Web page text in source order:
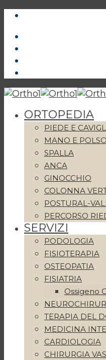
ORTOPEDIA
PIEDE E
MANO E POLSO
SPALLA
ANCA
GINOCCHIO
COLONNA
POSTURAL-
PERCORSO
SERVIZI
PODOLOGIA
FISIOTERAPIA
OSTEOPATIA
FISIATRIA
Ossigeno
TERAPIA DEL
MEDICINA
CARDIOLOGIA
CHIRURGIA